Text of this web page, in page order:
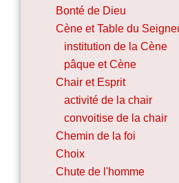
Bonté de Dieu
Cène et Table du
institution de la Cène
pâque et Cène
Chair et Esprit
activité de la chair
convoitise de la chair
Chemin de la foi
Choix
Chute de l'homme